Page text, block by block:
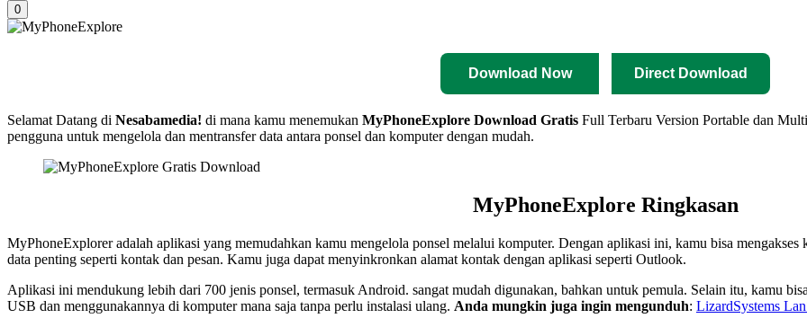
0
Download Now Direct Download
Selamat Datang di Nesabamedia! di mana kamu menemukan MyPhoneExplore Download Gratis Full Terbaru Version Portable dan
pengguna untuk mengelola dan mentransfer data antara ponsel dan komputer dengan mudah.
MyPhoneExplore Ringkasan
MyPhoneExplorer adalah aplikasi yang memudahkan kamu mengelola ponsel melalui komputer. Dengan aplikasi ini, kamu bisa
data penting seperti kontak dan pesan. Kamu juga dapat menyinkronkan alamat kontak dengan aplikasi seperti Outlook.
Aplikasi ini mendukung lebih dari 700 jenis ponsel, termasuk Android. sangat mudah digunakan, bahkan untuk pemula. Selain itu, kamu
USB dan menggunakannya di komputer mana saja tanpa perlu instalasi ulang. Anda mungkin juga ingin mengunduh: LizardSystems